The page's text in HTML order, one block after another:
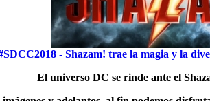
- Shazam! trae la magia y la
El universo DC se rinde ante el